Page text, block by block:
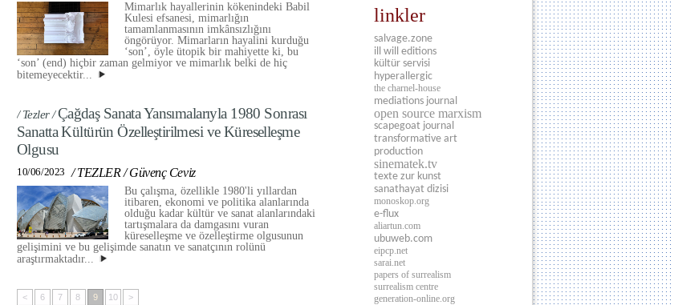
Mimarlık hayallerinin kökenindeki Babil
Kulesi efsanesi, mimarlığın
tamamlanmasının imkânsızlığını
öngörüyor. Mimarların hayalini kurduğu
‘son’, öyle ütopik bir mahiyette ki, bu
‘son’ (end) hiçbir zaman gelmiyor ve mimarlık belki de hiç
bitemeyecektir...
/ Tezler /Çağdaş Sanata Yansımalarıyla 1980 Sonrası
Sanatta Kültürün Özelleştirilmesi ve Küreselleşme
Olgusu
10/06/2023 /TEZLER /Güvenç Ceviz
Bu çalışma, özellikle 1980'li yıllardan
itibaren, ekonomi ve politika alanlarında
olduğu kadar kültür ve sanat alanlarındaki
tartışmalara da damgasını vuran
küreselleşme ve özelleştirme olgusunun
gelişimini ve bu gelişimde sanatın ve sanatçının rolünü
araştırmaktadır...
< 6 7 8 9 10 >
linkler
salvage.zone
ill will editions
kültür servisi
hyperallergic
the charnel-house
mediations journal
open source marxism
scapegoat journal
transformative art
production
sinematek.tv
texte zur kunst
sanathayat dizisi
monoskop.org
e-flux
aliartun.com
ubuweb.com
eipcp.net
sarai.net
papers of surrealism
surrealism centre
generation-online.org